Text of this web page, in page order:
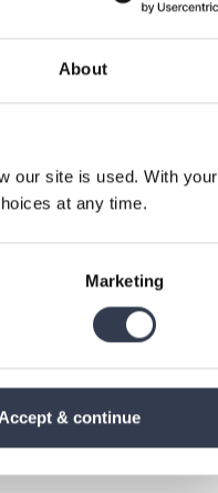
About
our site is used. With your
at any time.
Marketing
Accept & continue